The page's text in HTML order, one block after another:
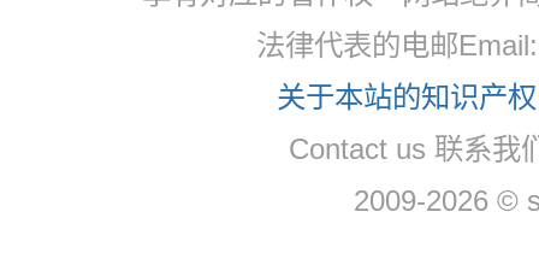
法律代表的电邮
关于本站的知识产
Contact us 联系我
2009-2026 ©